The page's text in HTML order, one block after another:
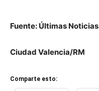
Fuente: Últimas Noticias
Ciudad Valencia/RM
Comparte esto: